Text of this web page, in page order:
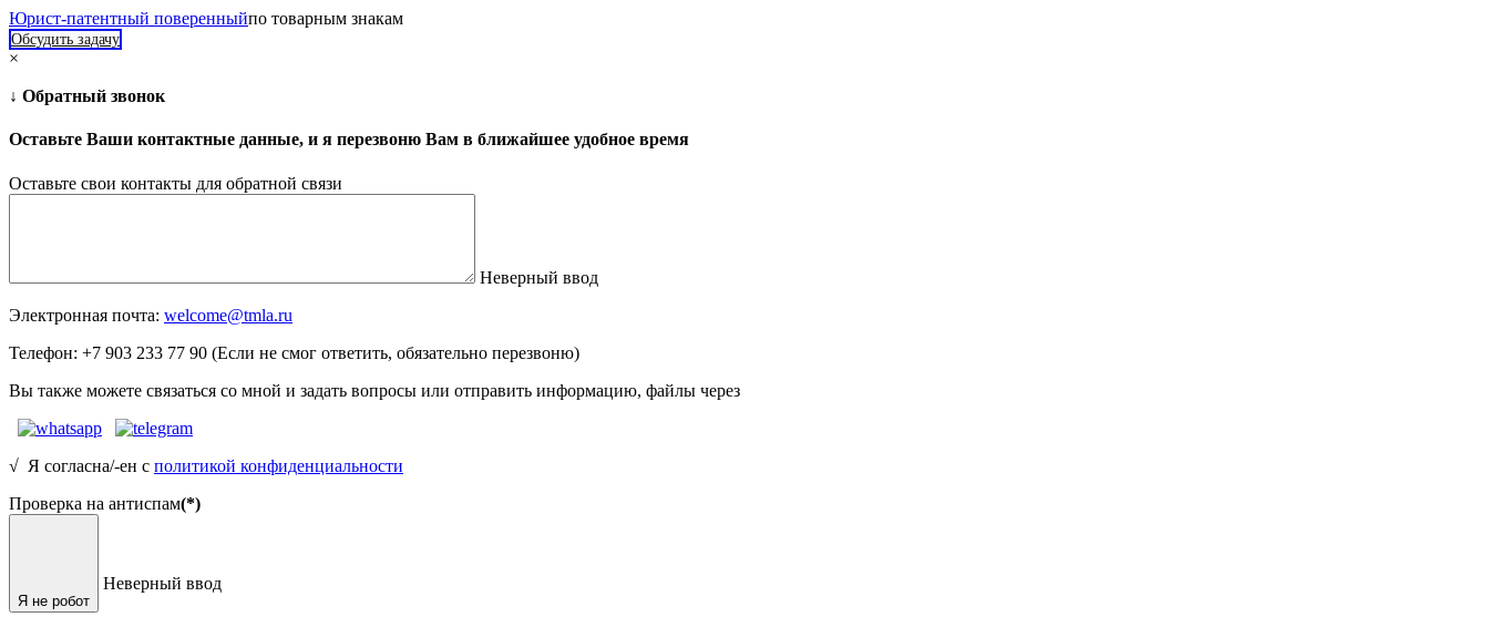
Юрист-патентный поверенныйпо товарным знакам
Обсудить задачу
×
↓ Обратный звонок
Оставьте Ваши контактные данные, и я перезвоню Вам в ближайшее удобное время
Оставьте свои контакты для обратной связи
Неверный ввод
Электронная почта: welcome@tmla.ru
Телефон: +7 903 233 77 90 (Если не смог ответить, обязательно перезвоню)
Вы также можете связаться со мной и задать вопросы или отправить информацию, файлы через
√ Я согласна/-ен с политикой конфиденциальности
Проверка на антиспам(*)
Я не робот
Неверный ввод